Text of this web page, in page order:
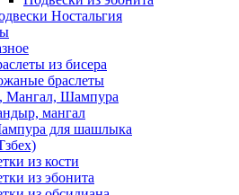
Ностальгия
из бисера
браслеты
Мангал, Шампура
мангал
для шашлыка
из кости
из эбонита